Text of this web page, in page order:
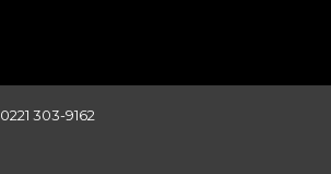
0221 303-9162